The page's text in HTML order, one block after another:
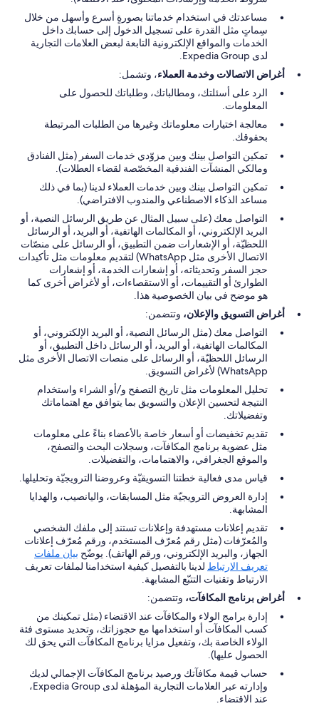
مساعدتك في استخدام خدماتنا بصورةٍ أسرع وأسهل من خلال
سِماتٍ مثل القدرة على تسجيل الدخول إلى حسابك داخل
الخدمات والمواقع الإلكترونية التابعة لبعض العلامات التجارية
لدى Expedia Group.
أغراض الاتصالات وخدمة العملاء، وتشمل:
الرد على أسئلتك، ومطالباتك، وطلباتك للحصول على
المعلومات.
معالجة اختيارات معلوماتك وغيرها من الطلبات المرتبطة
بحقوقك.
تمكين التواصل بينك وبين مزوّدي خدمات السفر (مثل الفنادق
ومالكي المنشآت الفندقية المخصّصة لقضاء العطلات).
تمكين التواصل بينك وبين خدمات العملاء لدينا (بما في ذلك
مساعد الذكاء الاصطناعي والمندوب الافتراضي).
التواصل معك (على سبيل المثال عن طريق الرسائل النصية، أو
البريد الإلكتروني، أو المكالمات الهاتفية، أو البريد، أو الرسائل
اللحظيّة، أو الإشعارات ضمن التطبيق، أو الرسائل على منصّات
الاتصال الأخرى مثل WhatsApp) لتقديم معلومات مثل تأكيدات
حجز السفر وتحديثاته، أو إشعارات الخدمة، أو إشعارات
الطوارئ أو التقييمات، أو الاستقصاءات، أو لأغراض أخرى كما
هو موضح في بيان الخصوصية هذا.
أغراض التسويق والإعلان، وتتضمن:
التواصل معك (مثل الرسائل النصية، أو البريد الإلكتروني، أو
المكالمات الهاتفية، أو البريد، أو الرسائل داخل التطبيق، أو
الرسائل اللحظيّة، أو الرسائل على منصات الاتصال الأخرى مثل
WhatsApp) لأغراض التسويق.
تحليل المعلومات مثل تاريخ التصفح و/أو الشراء واستخدام
النتيجة لتحسين الإعلان والتسويق بما يتوافق مع اهتماماتك
وتفضيلاتك.
تقديم تخفيضات أو أسعار خاصة بالأعضاء بناءً على معلومات
مثل عضوية برنامج المكافآت، وسجلات البحث والتصفح،
والموقع الجغرافي، والاهتمامات، والتفضيلات.
قياس مدى فعالية خطتنا التسويقيّة وعروضنا الترويجيّة وتحليلها.
إدارة العروض الترويجيّة مثل المسابقات، واليانصيب، والهدايا
المشابهة.
تقديم إعلانات مستهدفة وإعلانات تستند إلى ملفك الشخصي
والمُعرّفات (مثل رقم مُعرّف المستخدم، ورقم مُعرّف إعلانات
الجهاز، والبريد الإلكتروني، ورقم الهاتف). يوضّح بيان ملفات
تعريف الارتباط لدينا بالتفصيل كيفية استخدامنا لملفات تعريف
الارتباط وتقنيات التتبّع المشابهة.
أغراض برنامج المكافآت، وتتضمن:
إدارة برامج الولاء والمكافآت عند الاقتضاء (مثل تمكينك من
كسب المكافآت أو استخدامها مع حجوزاتك، وتحديد مستوى فئة
الولاء الخاصة بك، وتفعيل مزايا برنامج المكافآت التي يحق لك
الحصول عليها).
حساب قيمة مكافآتك ورصيد برنامج المكافآت الإجمالي لديك
وإدارته عبر العلامات التجارية المؤهلة لدى Expedia Group،
عند الاقتضاء.